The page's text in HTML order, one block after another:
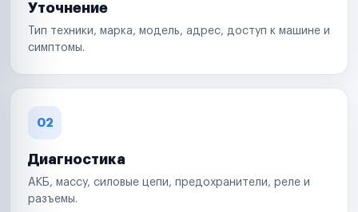
Уточнение
Тип техники, марка, модель, адрес, доступ к машине и
симптомы.
02
Диагностика
АКБ, массу, силовые цепи, предохранители, реле и
разъемы.